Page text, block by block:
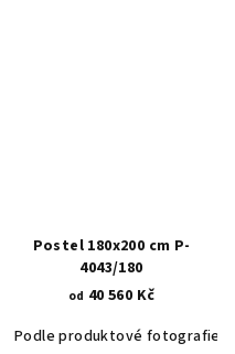
Akát vintage BT1551
Dub světlý
Postel 180x200 cm P-
4043/180
od 40 560 Kč
Podle produktové fotografie